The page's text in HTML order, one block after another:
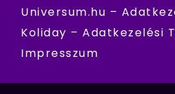
Universum.hu –
Koliday – Adatkezelési
Impresszum